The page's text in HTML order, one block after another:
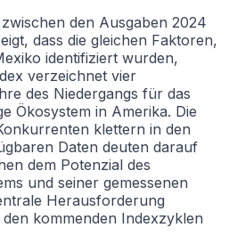
den Ausgaben 2024
dass die gleichen Faktoren,
identifiziert wurden,
verzeichnet vier
des Niedergangs für das
Ökosystem in Amerika. Die
klettern in den
Daten deuten darauf
dem Potenzial des
und seiner gemessenen
Herausforderung
kommenden Indexzyklen